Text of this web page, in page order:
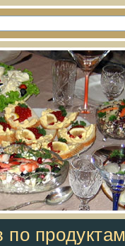
по продуктам